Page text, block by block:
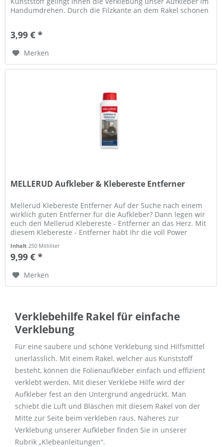
Handumdrehen. Durch die Filzkante an dem Rakel schonen
3,99 € *
Merken
MELLERUD Aufkleber & Klebereste Entferner
Mellerud Klebereste Entferner Auf der Suche nach einem
wirklich guten Entferner für die Aufkleber? Dann legen wir
euch den Mellerud Klebereste - Entferner an das Herz. Mit
diesem Klebereste - Entferner habt Ihr die voll Power
Inhalt 250 Milliliter
9,99 € *
Merken
Verklebehilfe Rakel für einfache
Verklebung
Für eine saubere und schöne Verklebung sind Hilfsmittel
unerlässlich. Mit einem Rakel, welcher aus Kunststoff
besteht, können die Folienaufkleber einfach und effizient
verklebt werden. Mit dieser Verklebe Hilfe wird der
Aufkleber fest an den Untergrund angedrückt. Man
schiebt die Luft und Bläschen mit diesem Rakel von der
Mitte zur Seite beim verkleben raus. Näheres zur
Verklebung unserer Aufkleber finden Sie in unserer
Rubrik „Klebeanleitungen“.